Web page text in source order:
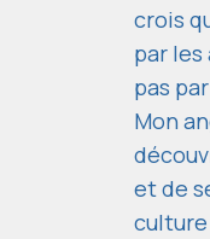
crois
par les
pas
Mon
et de